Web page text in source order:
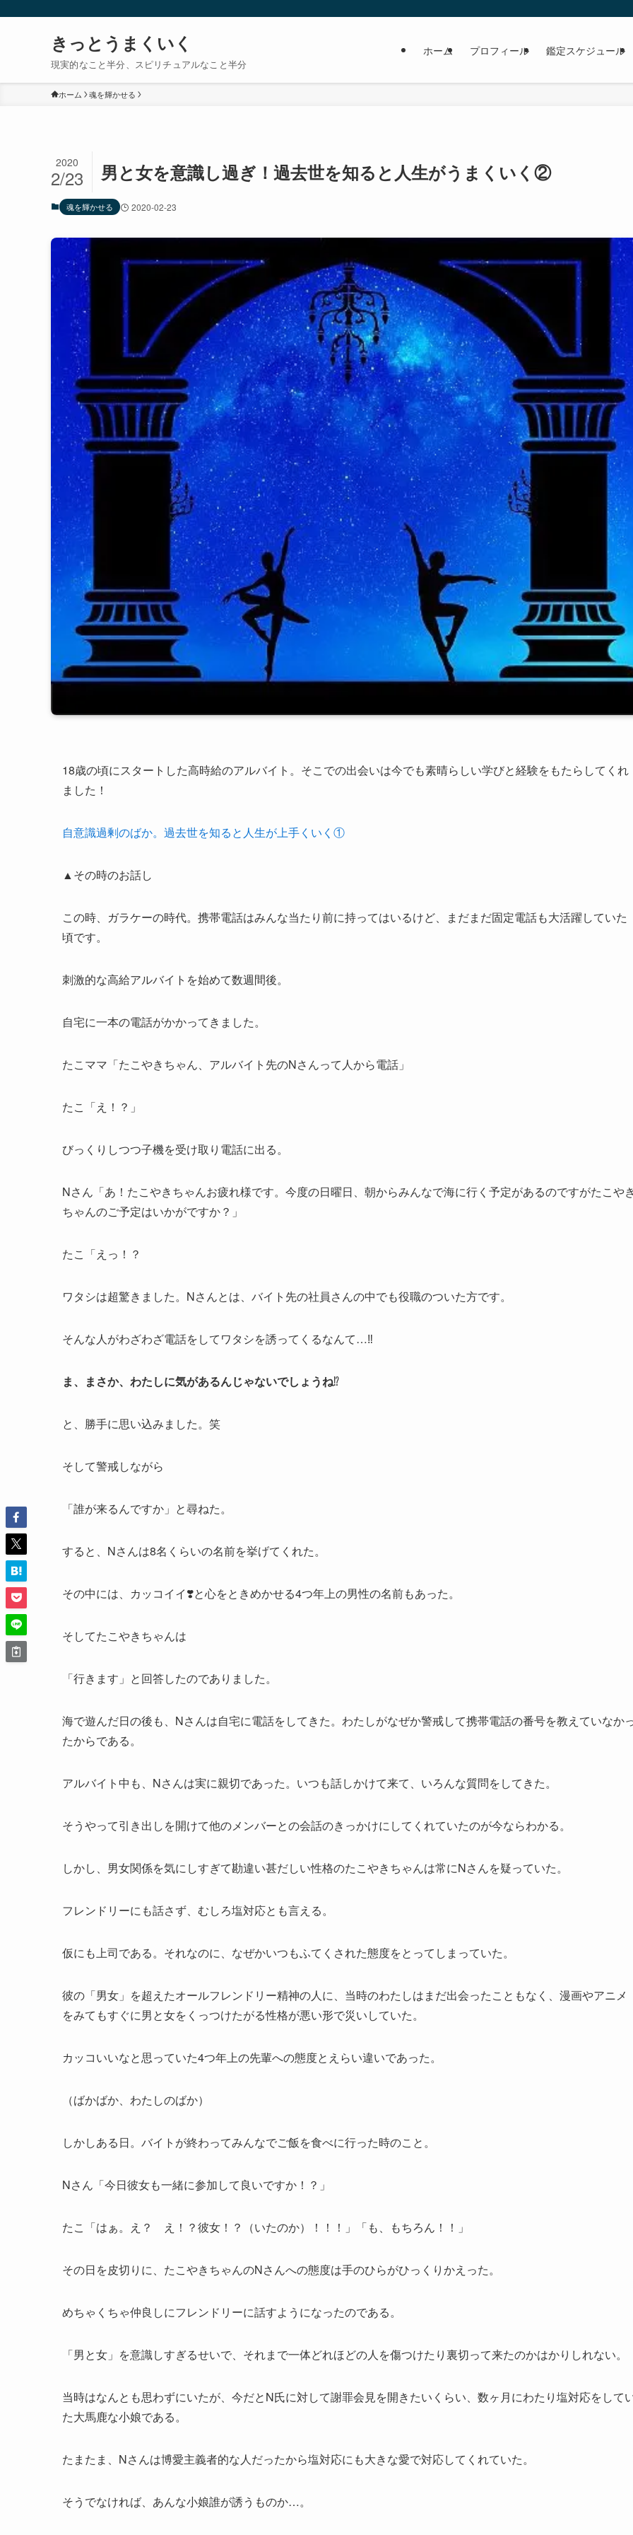
きっとうまくいく
現実的なこと半分、スピリチュアルなこと半分
ホーム プロフィール 鑑定スケジュール
ホーム 魂を輝かせる
男と女を意識し過ぎ！過去世を知ると人生がうまくいく②
2020
2/23
魂を輝かせる 2020-02-23
18歳の頃にスタートした高時給のアルバイト。そこでの出会いは今でも素晴らしい学びと経験をもたらしてくれ
ました！
自意識過剰のばか。過去世を知ると人生が上手くいく①
▲その時のお話し
この時、ガラケーの時代。携帯電話はみんな当たり前に持ってはいるけど、まだまだ固定電話も大活躍していた
頃です。
刺激的な高給アルバイトを始めて数週間後。
自宅に一本の電話がかかってきました。
たこママ「たこやきちゃん、アルバイト先のNさんって人から電話」
たこ「え！？」
びっくりしつつ子機を受け取り電話に出る。
Nさん「あ！たこやきちゃんお疲れ様です。今度の日曜日、朝からみんなで海に行く予定があるのですがたこや
ちゃんのご予定はいかがですか？」
たこ「えっ！？
ワタシは超驚きました。Nさんとは、バイト先の社員さんの中でも役職のついた方です。
そんな人がわざわざ電話をしてワタシを誘ってくるなんて…‼️
ま、まさか、わたしに気があるんじゃないでしょうね⁉️
と、勝手に思い込みました。笑
そして警戒しながら
「誰が来るんですか」と尋ねた。
すると、Nさんは8名くらいの名前を挙げてくれた。
その中には、カッコイイ❣️と心をときめかせる4つ年上の男性の名前もあった。
そしてたこやきちゃんは
「行きます」と回答したのでありました。
海で遊んだ日の後も、Nさんは自宅に電話をしてきた。わたしがなぜか警戒して携帯電話の番号を教えていなか
たからである。
アルバイト中も、Nさんは実に親切であった。いつも話しかけて来て、いろんな質問をしてきた。
そうやって引き出しを開けて他のメンバーとの会話のきっかけにしてくれていたのが今ならわかる。
しかし、男女関係を気にしすぎて勘違い甚だしい性格のたこやきちゃんは常にNさんを疑っていた。
フレンドリーにも話さず、むしろ塩対応とも言える。
仮にも上司である。それなのに、なぜかいつもふてくされた態度をとってしまっていた。
彼の「男女」を超えたオールフレンドリー精神の人に、当時のわたしはまだ出会ったこともなく、漫画やアニメ
をみてもすぐに男と女をくっつけたがる性格が悪い形で災いしていた。
カッコいいなと思っていた4つ年上の先輩への態度とえらい違いであった。
（ばかばか、わたしのばか）
しかしある日。バイトが終わってみんなでご飯を食べに行った時のこと。
Nさん「今日彼女も一緒に参加して良いですか！？」
たこ「はぁ。え？ え！？彼女！？（いたのか）！！！」「も、もちろん！！」
その日を皮切りに、たこやきちゃんのNさんへの態度は手のひらがひっくりかえった。
めちゃくちゃ仲良しにフレンドリーに話すようになったのである。
「男と女」を意識しすぎるせいで、それまで一体どれほどの人を傷つけたり裏切って来たのかはかりしれない。
当時はなんとも思わずにいたが、今だとN氏に対して謝罪会見を開きたいくらい、数ヶ月にわたり塩対応をして
た大馬鹿な小娘である。
たまたま、Nさんは博愛主義者的な人だったから塩対応にも大きな愛で対応してくれていた。
そうでなければ、あんな小娘誰が誘うものか…。